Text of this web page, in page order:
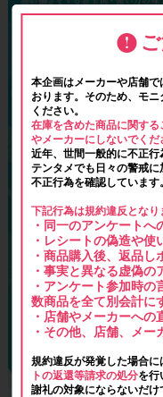
本企画はメーカーや店舗
おります。そのため、モ
ください。
在庫を含めた商品に関す
やメーカーにしないでくだ
近年、世間一般的に不正行
テンタメでも日々の警戒
不正行為を確認しています
下記行為は規約違反となり
・同一のアンケートへ
・レシートの偽造や使
・商品購入後、返品
・事実と異なる虚偽の
・アンケート参加時
数商品を全て別会計に
・店舗やメーカーへの
・その他、店舗、メ
規約違反が発覚した場合に
トの返還等請求の処分を行
謝礼の対象にならないだけ